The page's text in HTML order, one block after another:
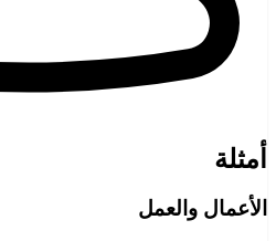
أمثلة
الأعمال والعمل